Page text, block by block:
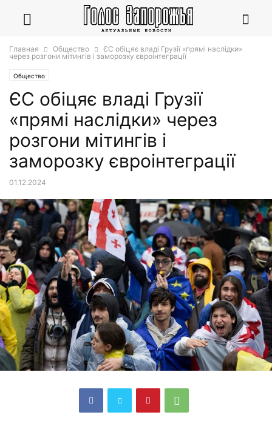
Главная Общество
ЄС обіцяє владі Грузії «прямі наслідки»
через розгони мітингів і заморозку євроінтеграції
Общество
ЄС обіцяє владі Грузії
«прямі наслідки» через
розгони мітингів і
заморозку євроінтеграції
01.12.2024